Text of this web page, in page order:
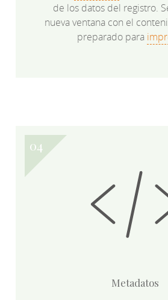
de los datos del registro.
nueva ventana con el
preparado para
Metadatos